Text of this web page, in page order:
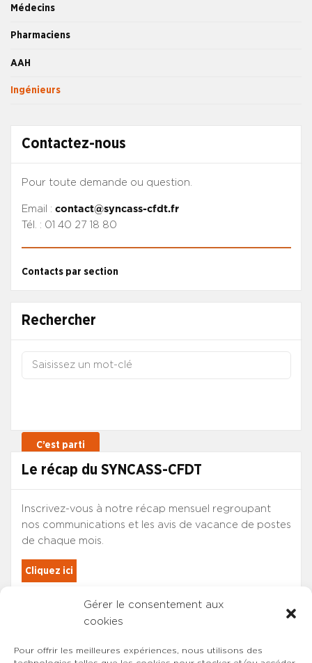
Gérer le consentement aux
cookies
Pour offrir les meilleures expériences, nous utilisons des
Médecins
Pharmaciens
AAH
Ingénieurs
Contactez-nous
Pour toute demande ou question.
Email : contact@syncass-cfdt.fr
Tél. : 01 40 27 18 80
Contacts par section
Rechercher
Le récap du SYNCASS-CFDT
Inscrivez-vous à notre récap mensuel regroupant
nos communications et les avis de vacance de postes
de chaque mois.
Cliquez ici
Les adhérents du SYNCASS-CFDT
sont automatiquement inscrits.